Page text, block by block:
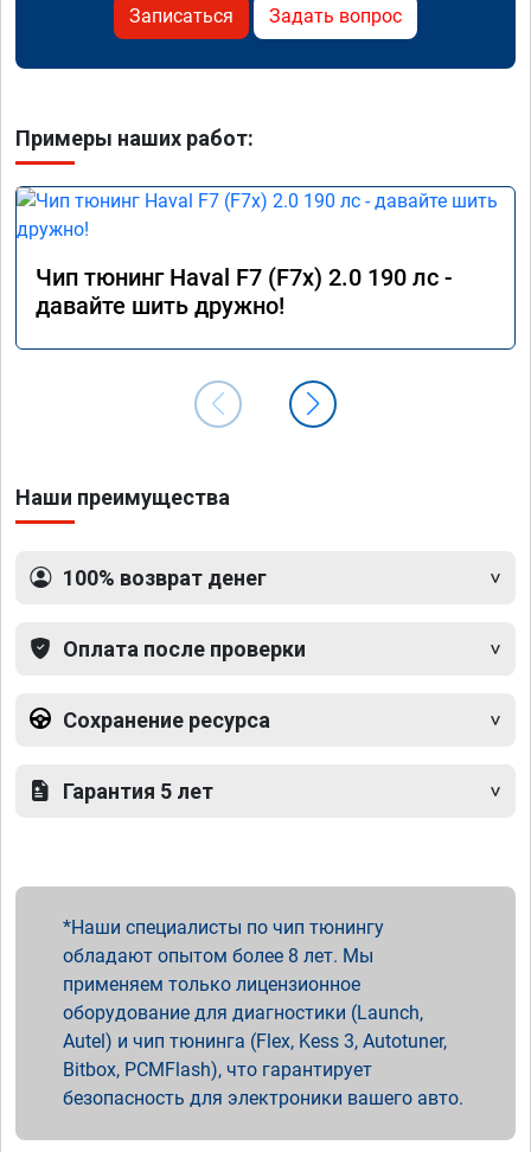
Записаться Задать вопрос
Примеры наших работ:
Чип тюнинг Haval F7 (F7x) 2.0 190 лс -
давайте шить дружно!
Наши преимущества
100% возврат денег
Оплата после проверки
Сохранение ресурса
Гарантия 5 лет
Наши специалисты по чип тюнингу
обладают опытом более 8 лет. Мы
применяем только лицензионное
оборудование для диагностики (Launch,
Autel) и чип тюнинга (Flex, Kess 3, Autotuner,
Bitbox, PCMFlash), что гарантирует
безопасность для электроники вашего авто.